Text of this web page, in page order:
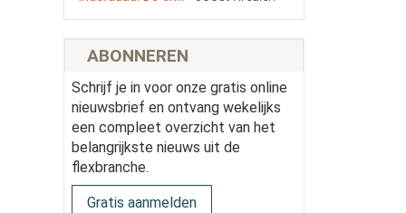
ABONNEREN
Schrijf je in voor onze gratis online
nieuwsbrief en ontvang wekelijks
een compleet overzicht van het
belangrijkste nieuws uit de
flexbranche.
Gratis aanmelden